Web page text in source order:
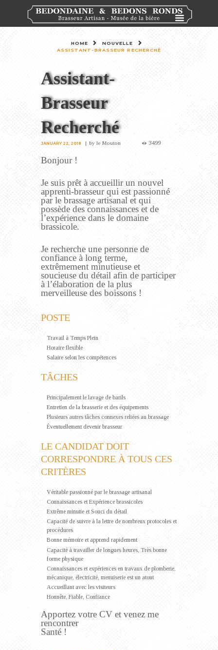
HOME
NOUVELLE
ASSISTANT-BRASSEUR RECHERCHÉ
Assistant-
Brasseur
Recherché
JANUARY 22, 2018 byle Mouton 3499
Bonjour !
Je suis prêt à accueillir un nouvel
apprenti-brasseur qui est passionné
par le brassage artisanal et qui
possède des connaissances et de
l’expérience dans le domaine
brassicole.
Je recherche une personne de
confiance à long terme,
extrêmement minutieuse et
soucieuse du détail afin de participer
à l’élaboration de la plus
merveilleuse des boissons !
POSTE
Travail à Temps Plein
Horaire flexible
Salaire selon les compétences
TÂCHES
Principalement le lavage de barils
Entretien de la brasserie et des équipements
Plusieurs autres tâches connexes reliées au brassage
Éventuellement devenir brasseur
LE CANDIDAT DOIT
CORRESPONDRE À TOUS CES
CRITÈRES
Véritable passionné par le brassage artisanal
Connaissances et Expérience brassicoles
Extrême minutie et Souci du détail
Capacité de suivre à la lettre de nombreux protocoles et
procédures
Bonne mémoire et apprend rapidement
Capacité à travailler de longues heures, Très bonne
forme physique
Connaissances et expériences en travaux de plomberie,
mécanique, électricité, menuiserie est un atout
Accueillant avec les visiteurs
Honnête, Fiable, Confiance
Apportez votre CV et venez me
rencontrer
Santé !